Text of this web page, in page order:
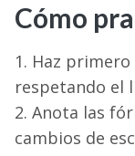
Cómo
Haz
respetando el
Anota las
cambios de